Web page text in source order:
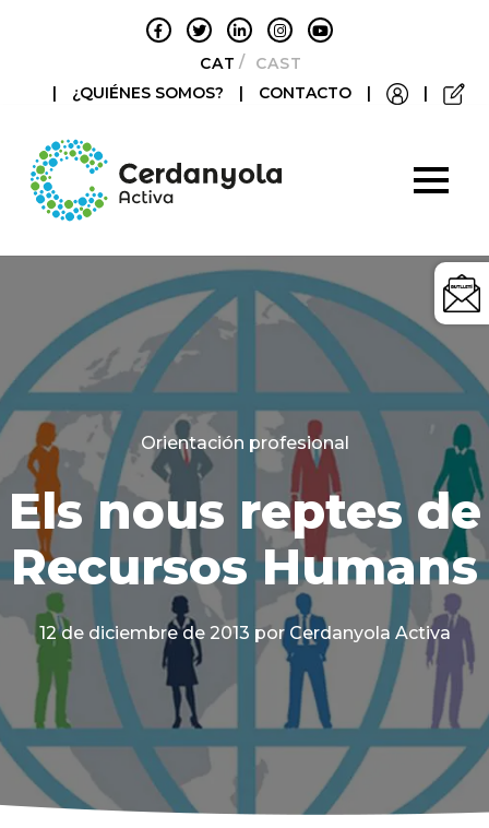
CATALÀCASTELLANO
|
¿QUIÉNES SOMOS? | CONTACTO | |
Categories
Orientación profesional
Els nous reptes de
Recursos Humans
12 de diciembre de 2013 por Cerdanyola Activa